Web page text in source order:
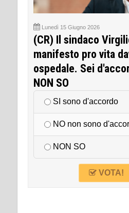
Lunedì 15 Giugno 2026
(CR) Il sindaco
manifesto pro vita
ospedale. Sei
NON SO
SI sono d'accordo
NO non sono
NON SO
VOTA!